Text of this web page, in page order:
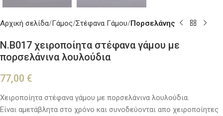
Αρχική σελίδα Γάμος Στέφανα Γάμου Πορσελάνης
Ν.Β017 χειροποίητα στέφανα γάμου με
πορσελάνινα λουλούδια
77,00 €
Χειροποίητα στέφανα γάμου με πορσελάνινα λουλούδια.
Είναι αμετάβλητα στο χρόνο και συνοδεύονται απο χειροποίητες